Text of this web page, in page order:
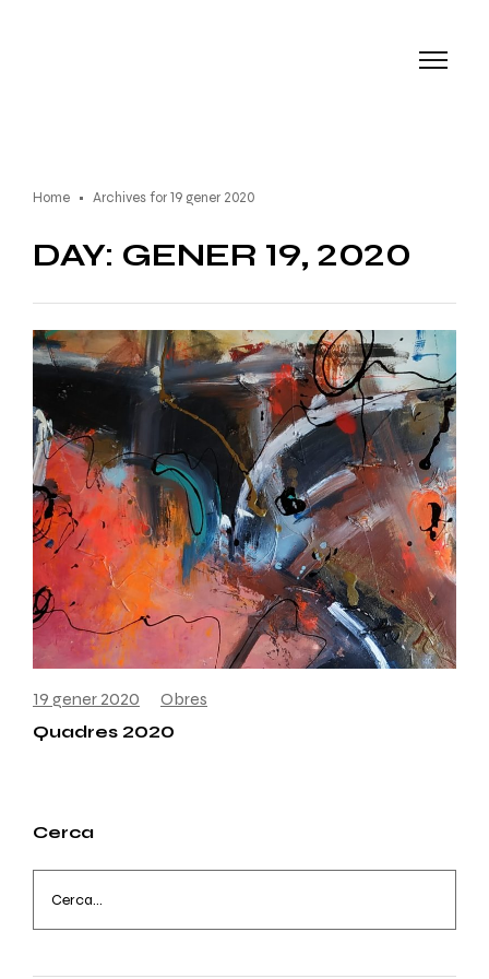
Home Archives for 19 gener 2020
DAY: GENER 19, 2020
19 gener 2020
Obres
Quadres 2020
Cerca